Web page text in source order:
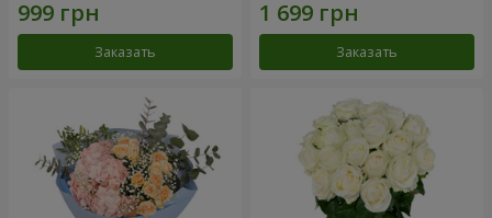
Заказать Заказать